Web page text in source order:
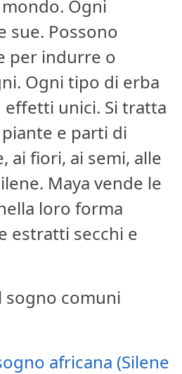
Ogni
sue. Possono
per indurre o
Ogni tipo di erba
unici. Si tratta
e parti di
ai fiori, ai semi, alle
Maya vende le
loro forma
estratti secchi e
sogno comuni
africana (Silene